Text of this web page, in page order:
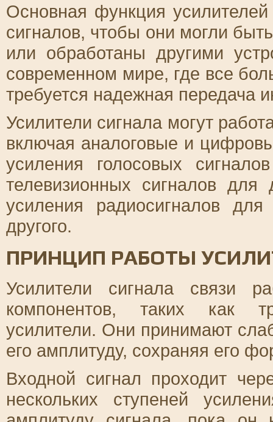
Основная функция
сигналов, чтобы они могли
или обработаны другими
современном мире, где все
требуется надежная передача
Усилители сигнала могут
включая аналоговые и
усиления голосовых
телевизионных сигналов для
усиления радиосигналов
другого.
ПРИНЦИП РАБОТЫ
Усилители сигнала связи
компонентов, таких как
усилители. Они принимают
его амплитуду, сохраняя его
Входной сигнал проходит
нескольких ступеней